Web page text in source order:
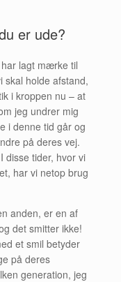
er ude?
lagt mærke til
skal holde afstand,
i kroppen nu – at
jeg undrer mig
i denne tid går og
på deres vej.
disse tider, hvor vi
har vi netop brug
anden, er en af
det smitter ikke!
et smil betyder
på deres
generation, jeg